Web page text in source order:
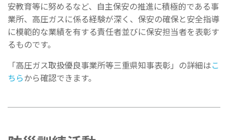
安教育等に努めるなど、自主保安の推進に積極的である事
業所、高圧ガスに係る経験が深く、保安の確保と安全指導
に模範的な業績を有する責任者並びに保安担当者を表彰す
るものです。
「高圧ガス取扱優良事業所等三重県知事表彰」の詳細は こ
ちらから確認できます。